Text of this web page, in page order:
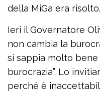
della MiGa era risolto.
Ieri il Governatore
non cambia la
si sappia molto
burocrazia”. Lo
perché è